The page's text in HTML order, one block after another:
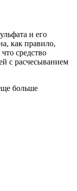
и его
как правило,
средство
с расчесыванием
больше